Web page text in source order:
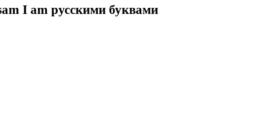
I am русскими буквами